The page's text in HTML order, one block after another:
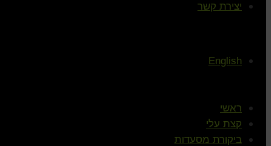
יצירת קשר
English
ראשי
קצת עלי
ביקורת מסעדות